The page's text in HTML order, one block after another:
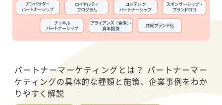
パートナーマーケティングとは？ パートナーマー
ケティングの具体的な種類と施策、企業事例をわか
りやすく解説